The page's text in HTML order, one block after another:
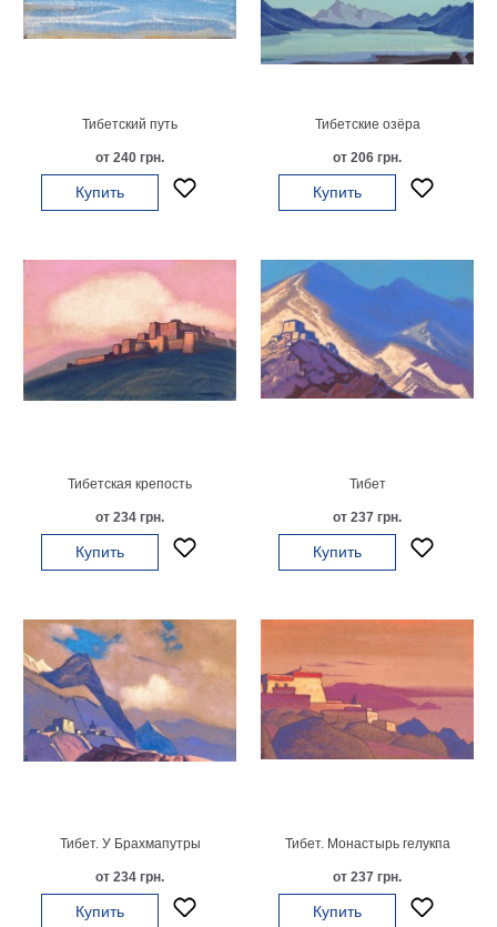
Мотивирующие
Посмотреть
Услуги
мастерская
Рамы
размеров
Наши
работы
Тибетский путь
от 240 грн.
Купить
Тибетские озёра
от 206 грн.
Купить
Тибетская крепость
от 234 грн.
Купить
Тибет
от 237 грн.
Купить
Тибет. У Брахмапутры
от 234 грн.
Купить
Тибет. Монастырь гелукпа
от 237 грн.
Купить